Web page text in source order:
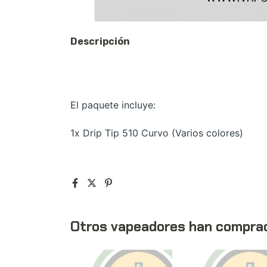
Descripción
El paquete incluye:
1x Drip Tip 510 Curvo (Varios colores)
Otros vapeadores han